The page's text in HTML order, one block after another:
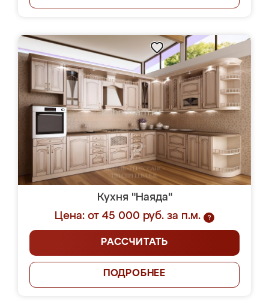
Кухня "Наяда"
Цена: от 45 000 руб. за п.м.
?
РАССЧИТАТЬ
ПОДРОБНЕЕ